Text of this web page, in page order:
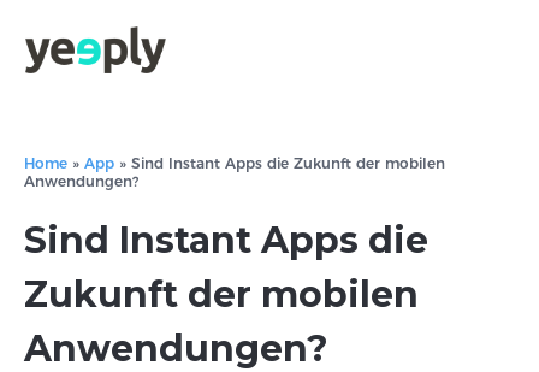
Home » App » Sind Instant Apps die Zukunft der mobilen
Anwendungen?
Sind Instant Apps die
Zukunft der mobilen
Anwendungen?